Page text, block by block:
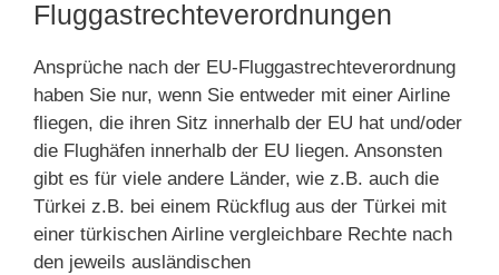
Fluggastrechteverordnungen
Ansprüche nach der EU-Fluggastrechteverordnung
haben Sie nur, wenn Sie entweder mit einer Airline
fliegen, die ihren Sitz innerhalb der EU hat und/oder
die Flughäfen innerhalb der EU liegen. Ansonsten
gibt es für viele andere Länder, wie z.B. auch die
Türkei z.B. bei einem Rückflug aus der Türkei mit
einer türkischen Airline vergleichbare Rechte nach
den jeweils ausländischen